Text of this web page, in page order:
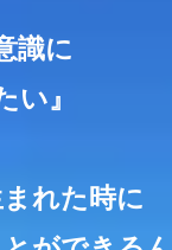
識に
い』
れた時に